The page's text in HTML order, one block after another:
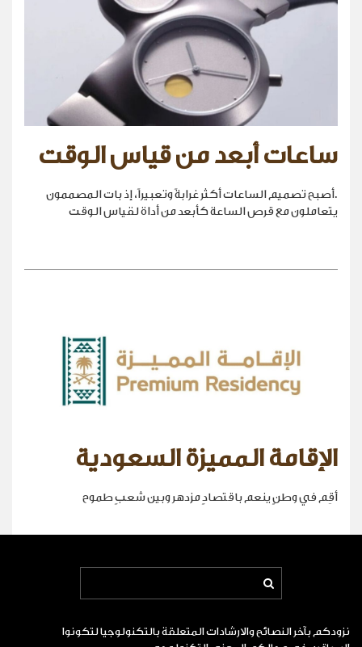
ساعات أبعد من قياس الوقت
.أصبح تصميم الساعات أكثر غرابةً وتعبيراً، إذ بات المصممون
يتعاملون مع قرص الساعة كأبعد من أداة لقياس الوقت
الإقامة المميزة السعودية
أقِم في وطنٍ ينعم باقتصادٍ مزدهر وبين شعبٍ طموح
نزودكم بآخر النصائح والارشادات المتعلقة بالتكنولوجيا لتكونوا